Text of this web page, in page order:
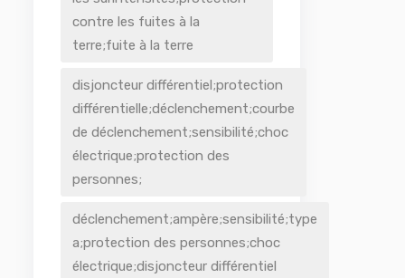
contre les fuites à la
terre;fuite à la terre
disjoncteur différentiel;protection
différentielle;déclenchement;courbe
de déclenchement;sensibilité;choc
électrique;protection des
personnes;
déclenchement;ampère;sensibilité;type
a;protection des personnes;choc
électrique;disjoncteur différentiel